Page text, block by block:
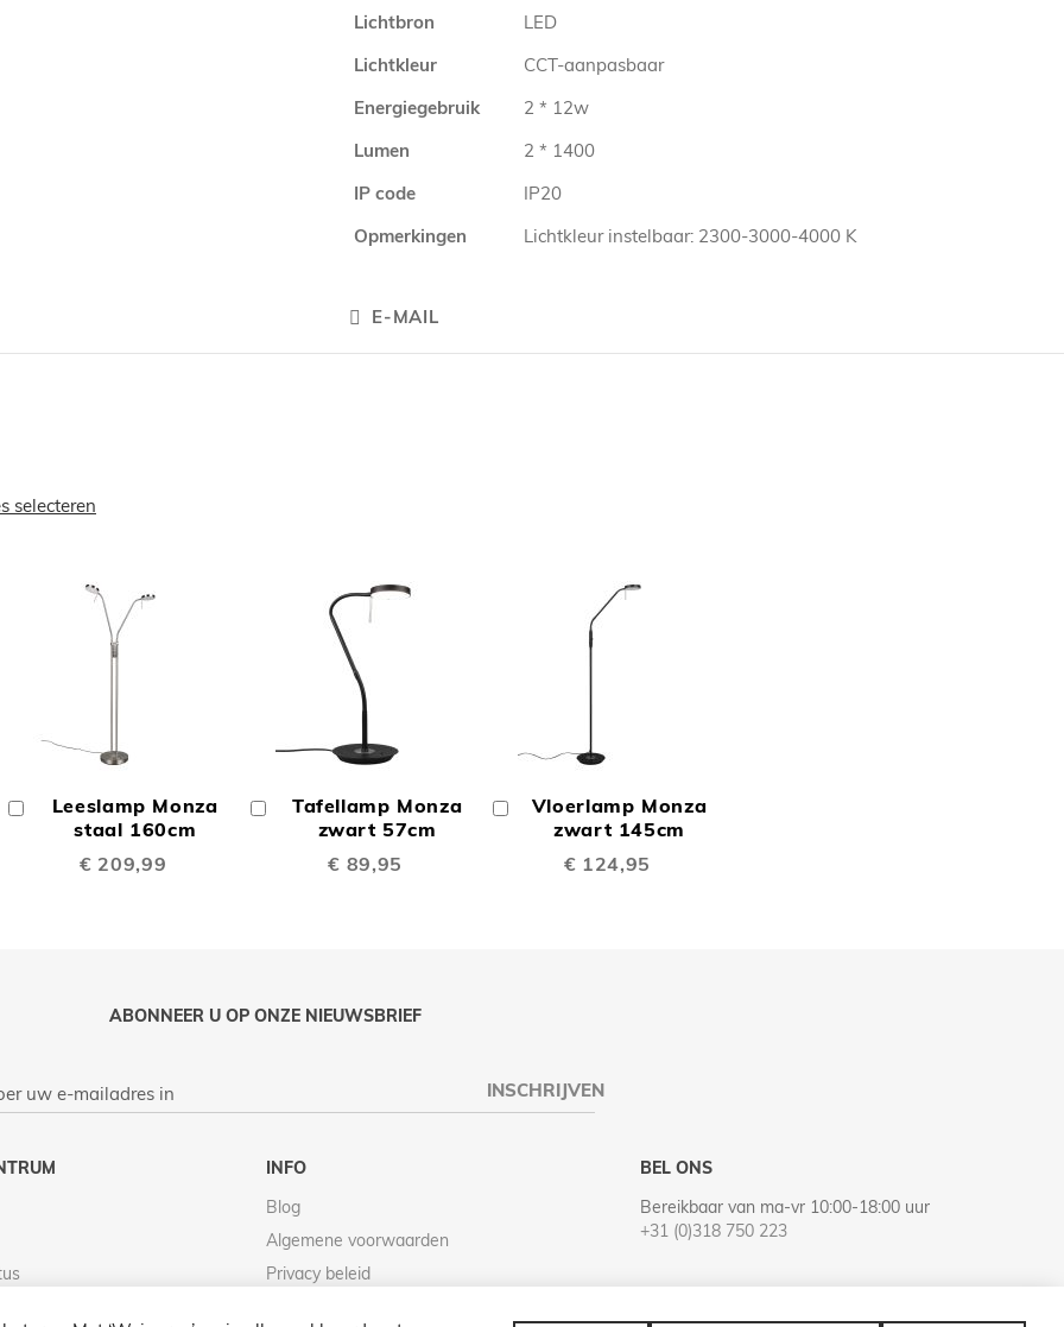
Lichtbron
LED
Lichtkleur
CCT-aanpasbaar
Energiegebruik
2 * 12w
Lumen
2 * 1400
IP code
IP20
Opmerkingen
Lichtkleur instelbaar: 2300-3000-4000 K
E-MAIL
selecteren
Leeslamp Monza
staal 160cm
€ 209,99
Winkelwagen
TE
Tafellamp Monza
zwart 57cm
€ 89,95
Winkelwagen
TE
Vloerlamp Monza
zwart 145cm
€ 124,95
Winkelwagen
TE
ABONNEER U OP ONZE NIEUWSBRIEF
INSCHRIJVEN
INFO
Blog
Algemene voorwaarden
Privacy beleid
BEL ONS
Bereikbaar van ma-vr 10:00-18:00 uur
+31 (0)318 750 223